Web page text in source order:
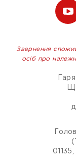
Звернення
осіб про